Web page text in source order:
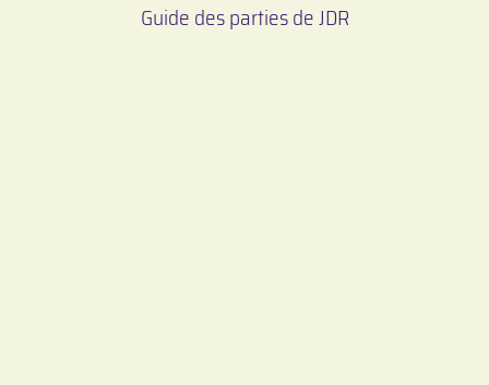
Guide des parties de JDR